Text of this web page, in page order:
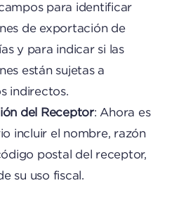
para identificar
de exportación de
y para indicar si las
están sujetas a
indirectos.
del Receptor: Ahora es
incluir el nombre, razón
postal del receptor,
su uso fiscal.